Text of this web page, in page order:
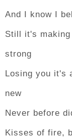
And I know I
Still it's
strong
Losing you it's
new
Never before
Kisses of fire,